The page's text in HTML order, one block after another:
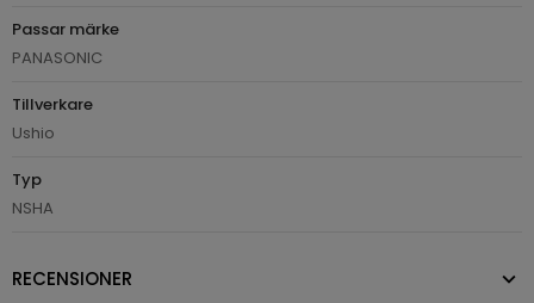
Passar märke
PANASONIC
Tillverkare
Ushio
Typ
NSHA
RECENSIONER